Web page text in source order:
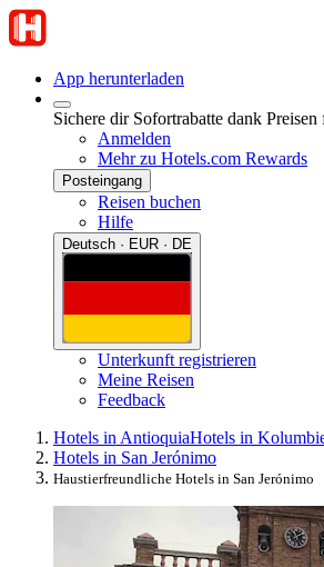
App herunterladen
Sichere dir Sofortrabatte dank
Anmelden
Mehr zu Hotels.com Rewards
Posteingang
Reisen buchen
Hilfe
Deutsch · EUR · DE
Unterkunft registrieren
Meine Reisen
Feedback
Hotels in AntioquiaHotels in
Hotels in San Jerónimo
Haustierfreundliche Hotels in San Jerónimo